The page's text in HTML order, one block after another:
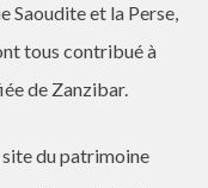
Saoudite et la Perse,
tous contribué à
de Zanzibar.
site du patrimoine